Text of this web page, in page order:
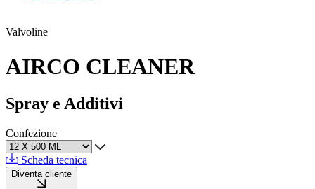
Valvoline
AIRCO CLEANER
Spray e Additivi
Confezione
Scheda tecnica
Diventa cliente